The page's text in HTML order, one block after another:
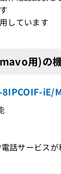
しています
用)の
8IPCOIF-
話サービスが